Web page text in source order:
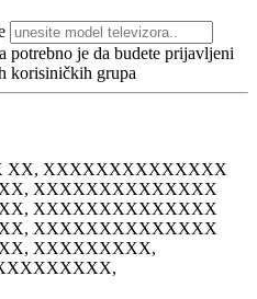
potrebno je da budete prijavljeni
korisiničkih grupa
XX, XXXXXXXXXXXXXX
XXXXXXXXXXXXXX
XXXXXXXXXXXXXX
XXXXXXXXXXXXXX
XXXXXXXXX,